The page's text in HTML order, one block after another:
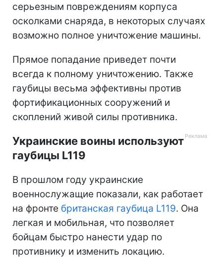
серьезным повреждениям корпуса
осколками снаряда, в некоторых случаях
возможно полное уничтожение машины.
Прямое попадание приведет почти
всегда к полному уничтожению. Также
гаубицы весьма эффективны против
фортификационных сооружений и
скоплений живой силы противника.
Украинские воины используют
гаубицы L119
В прошлом году украинские
военнослужащие показали, как работает
на фронте британская гаубица L119. Она
легкая и мобильная, что позволяет
бойцам быстро нанести удар по
противнику и изменить локацию.